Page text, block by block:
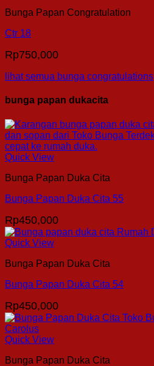
Bunga Papan Congratulation
Ctr 18
Rp750,000
lihat semua bunga congratulations
bunga papan dukacita
Quick View
Bunga Papan Duka Cita
Bunga Papan Duka Cita 55
Rp450,000
Quick View
Bunga Papan Duka Cita
Bunga Papan Duka Cita 54
Rp450,000
Quick View
Bunga Papan Duka Cita